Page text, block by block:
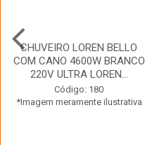
CHUVEIRO LOREN BELLO
COM CANO 4600W BRANCO
220V ULTRA LOREN...
Código: 180
*Imagem meramente ilustrativa